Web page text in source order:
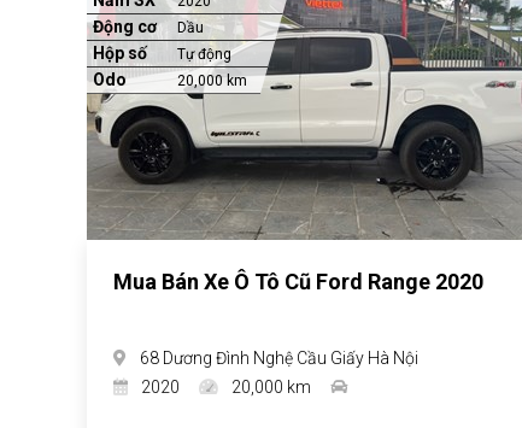
Động cơ Dầu
Hộp số Tự động
Odo 20,000 km
Mua Bán Xe Ô Tô Cũ Ford Range 2020
68 Dương Đình Nghệ Cầu Giấy Hà Nội
2020
20,000 km